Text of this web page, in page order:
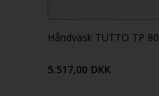
Håndvask TUTTO TP 80
5.517,00 DKK